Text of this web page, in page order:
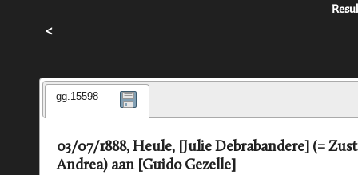
<
gg.15598
03/07/1888, Heule, [Julie Debrabandere] (=
Andrea) aan [Guido Gezelle]